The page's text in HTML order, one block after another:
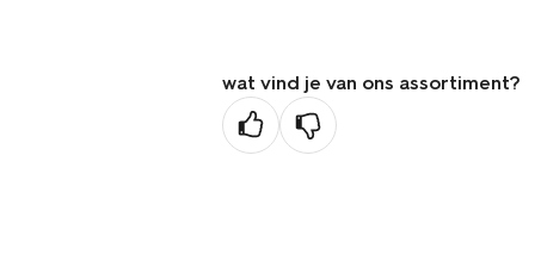
wat vind je van ons assortiment?